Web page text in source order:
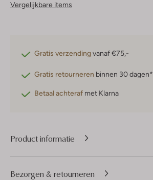
Vergelijkbare items
Gratis verzendingvanaf €75,-
Gratis retourneren binnen 30 dagen*
Betaal achteraf met Klarna
Product informatie
Bezorgen & retourneren